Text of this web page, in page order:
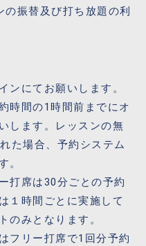
振替及び打ち放題の利
ンにてお願いします。
時間の1時間前までにオ
します。レッスンの無
た場合、予約システム
。
打席は30分ごとの予約
１時間ごとに実施して
のみとなります。
フリー打席で1回分予約